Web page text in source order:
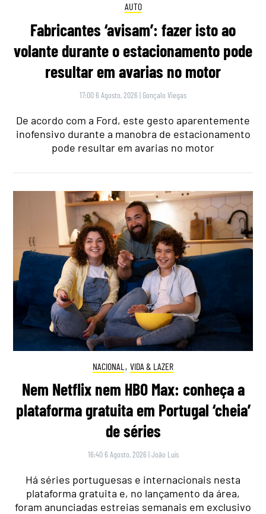
AUTO
Fabricantes ‘avisam’: fazer isto ao
volante durante o estacionamento pode
resultar em avarias no motor
17:00 6 Agosto, 2026 | Gonçalo Viegas
De acordo com a Ford, este gesto aparentemente
inofensivo durante a manobra de estacionamento
pode resultar em avarias no motor
NACIONAL , VIDA & LAZER
Nem Netflix nem HBO Max: conheça a
plataforma gratuita em Portugal ‘cheia’
de séries
16:40 6 Agosto, 2026 |João Luís
Há séries portuguesas e internacionais nesta
plataforma gratuita e, no lançamento da área,
foram anunciadas estreias semanais em exclusivo